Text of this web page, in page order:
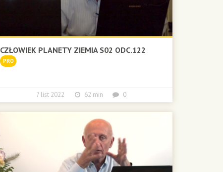
CZŁOWIEK PLANETY ZIEMIA S02 ODC.122
PRO
7 list 2022 62 min 0